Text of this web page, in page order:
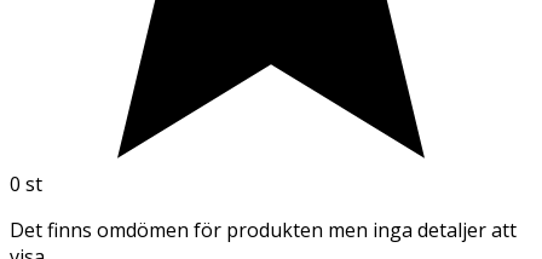
0 st
Det finns omdömen för produkten men inga detaljer att